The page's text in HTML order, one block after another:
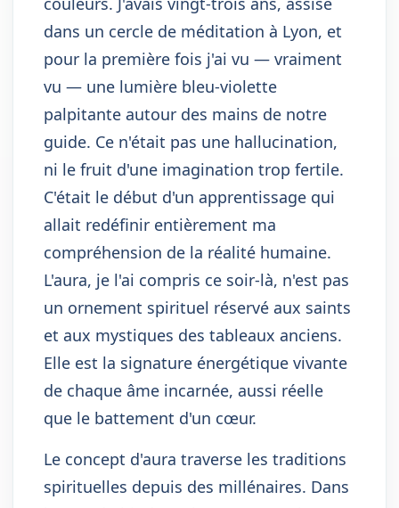
dans un cercle de méditation à Lyon, et
pour la première fois j'ai vu — vraiment
vu — une lumière bleu-violette
palpitante autour des mains de notre
guide. Ce n'était pas une hallucination,
ni le fruit d'une imagination trop fertile.
C'était le début d'un apprentissage qui
allait redéfinir entièrement ma
compréhension de la réalité humaine.
L'aura, je l'ai compris ce soir-là, n'est pas
un ornement spirituel réservé aux saints
et aux mystiques des tableaux anciens.
Elle est la signature énergétique vivante
de chaque âme incarnée, aussi réelle
que le battement d'un cœur.
Le concept d'aura traverse les traditions
spirituelles depuis des millénaires. Dans